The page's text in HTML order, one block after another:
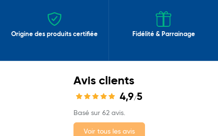
Origine des produits certifiée Fidélité & Parrainage
Avis clients
4,9/5
Basé sur 62 avis.
Voir tous les avis